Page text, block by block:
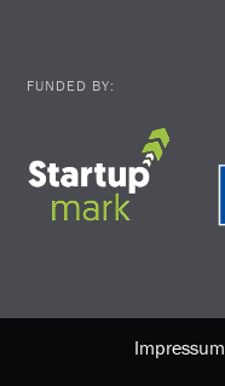
FUNDED BY:
Impressum